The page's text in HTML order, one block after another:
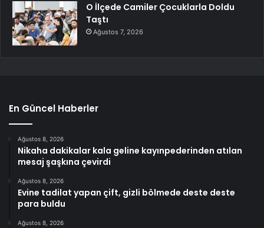
O İlçede Camiler Çocuklarla Doldu
Taştı
Ağustos 7, 2026
En Güncel Haberler
Ağustos 8, 2026
Nikaha dakikalar kala geline kayınpederinden atılan
mesaj şaşkına çevirdi
Ağustos 8, 2026
Evine tadilat yapan çift, gizli bölmede deste deste
para buldu
Ağustos 8, 2026